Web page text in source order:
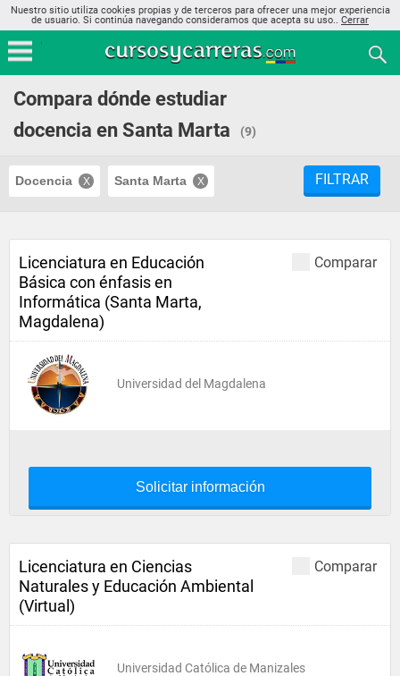
Nuestro sitio utiliza cookies propias y de terceros para ofrecer una mejor experiencia
de usuario. Si continúa navegando consideramos que acepta su uso.. Cerrar
Compara dónde estudiar
docencia en Santa Marta
(9)
Docencia Santa Marta FILTRAR
Comparar
Licenciatura en Educación
Básica con énfasis en
Informática (Santa Marta,
Magdalena)
Universidad del Magdalena
Solicitar información
Comparar
Licenciatura en Ciencias
Naturales y Educación Ambiental
(Virtual)
Universidad Católica de Manizales